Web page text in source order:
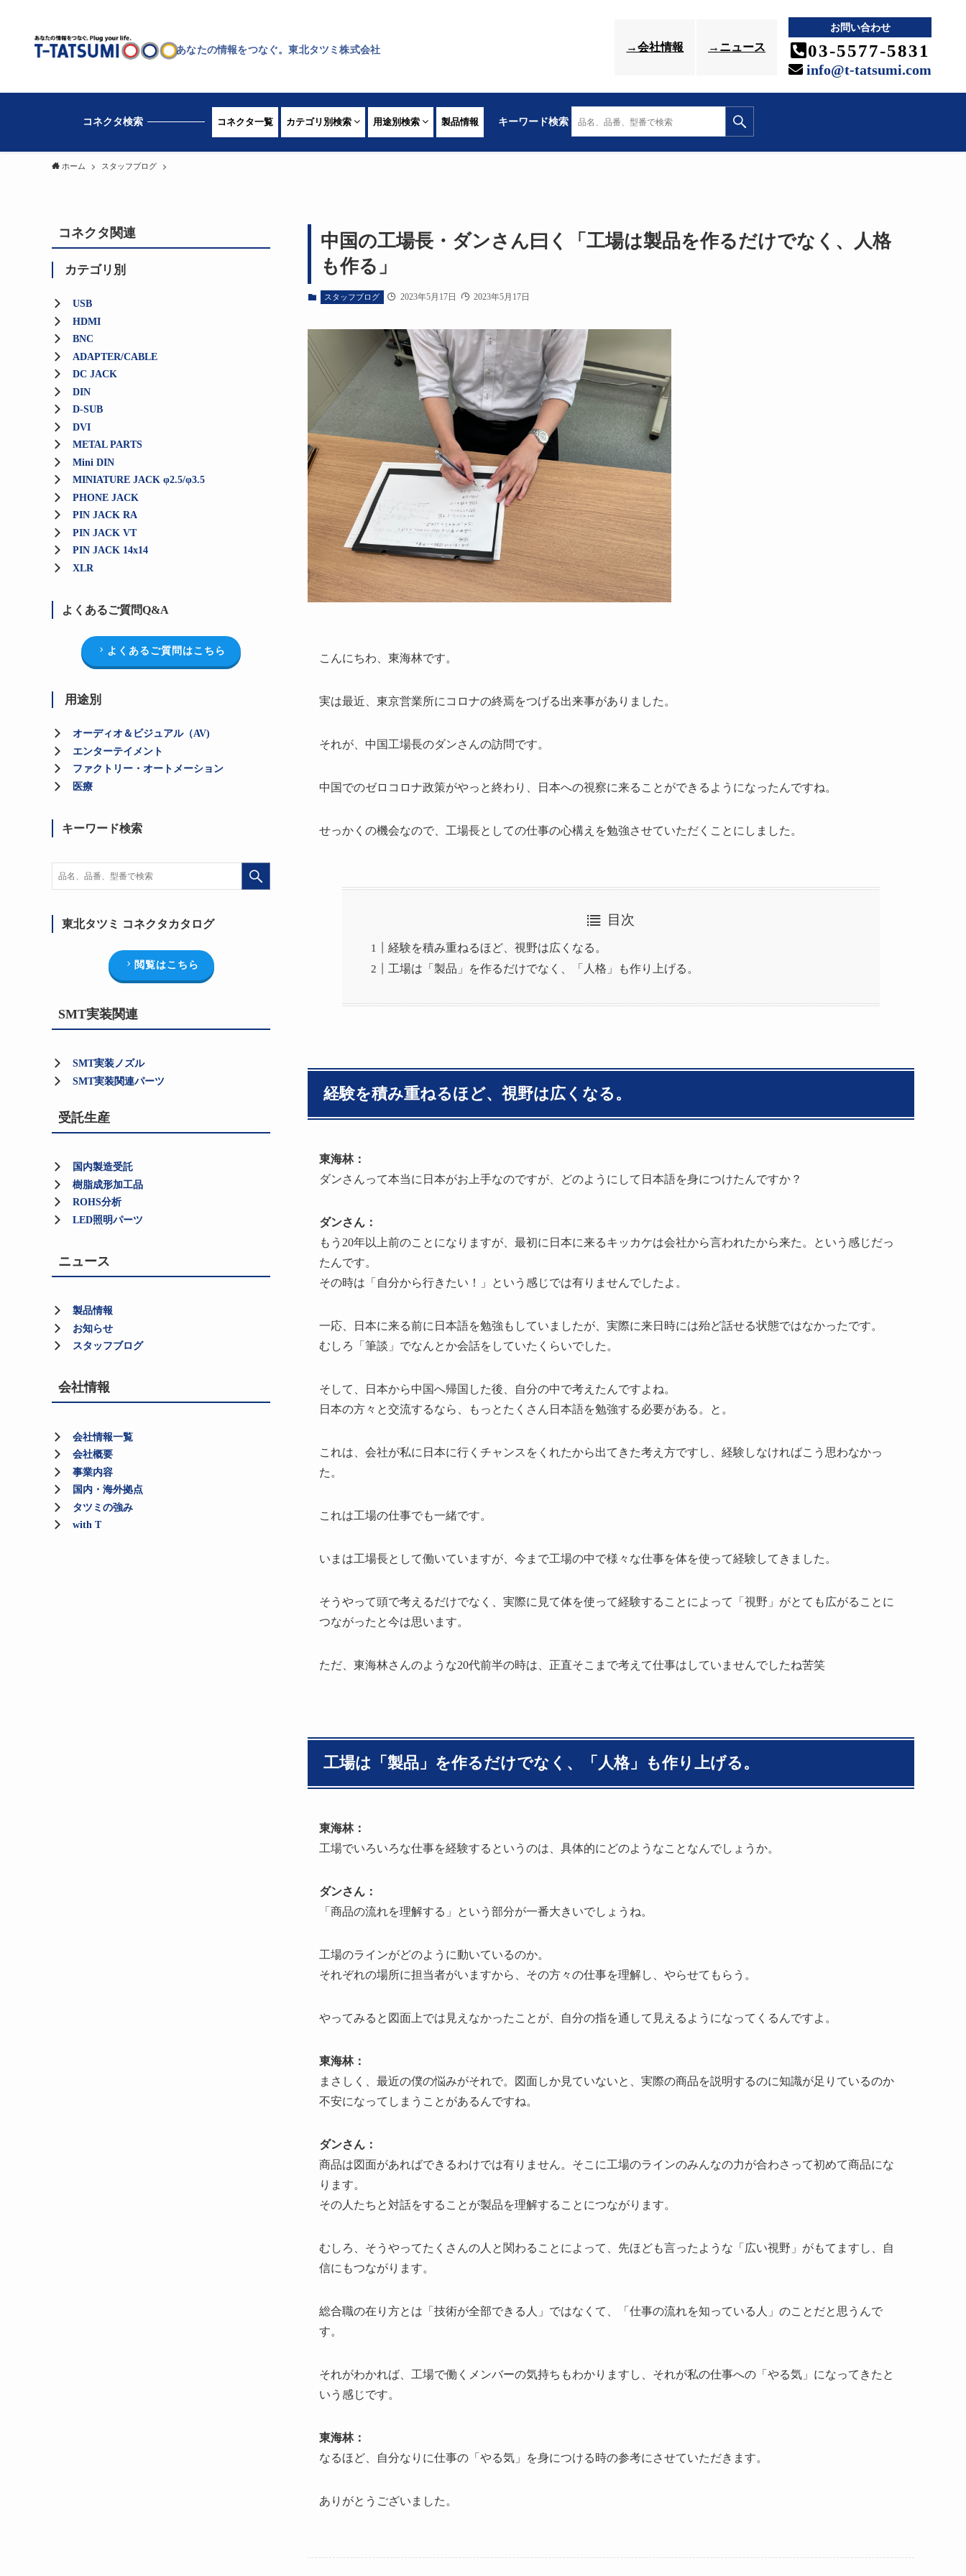
あなたの情報をつなぐ。東北タツミ株式会社 →会社情報 →ニュース
お問い合わせ
03-5577-5831
info@t-tatsumi.com
コネクタ一覧 カテゴリ別検索 用途別検索 製品情報 キーワード検索
ホーム スタッフブログ
中国の工場長・ダンさん曰く「工場は製品を作るだけでなく、人格
も作る」
スタッフブログ 2023年5月17日 2023年5月17日
こんにちわ、東海林です。
実は最近、東京営業所にコロナの終焉をつげる出来事がありました。
それが、中国工場長のダンさんの訪問です。
中国でのゼロコロナ政策がやっと終わり、日本への視察に来ることができるようになったんですね。
せっかくの機会なので、工場長としての仕事の心構えを勉強させていただくことにしました。
目次
経験を積み重ねるほど、視野は広くなる。
工場は「製品」を作るだけでなく、「人格」も作り上げる。
経験を積み重ねるほど、視野は広くなる。
東海林：
ダンさんって本当に日本がお上手なのですが、どのようにして日本語を身につけたんですか？
ダンさん：
もう20年以上前のことになりますが、最初に日本に来るキッカケは会社から言われたから来た。という感じだっ
たんです。
その時は「自分から行きたい！」という感じでは有りませんでしたよ。
一応、日本に来る前に日本語を勉強もしていましたが、実際に来日時には殆ど話せる状態ではなかったです。
むしろ「筆談」でなんとか会話をしていたくらいでした。
そして、日本から中国へ帰国した後、自分の中で考えたんですよね。
日本の方々と交流するなら、もっとたくさん日本語を勉強する必要がある。と。
これは、会社が私に日本に行くチャンスをくれたから出てきた考え方ですし、経験しなければこう思わなかっ
た。
これは工場の仕事でも一緒です。
いまは工場長として働いていますが、今まで工場の中で様々な仕事を体を使って経験してきました。
そうやって頭で考えるだけでなく、実際に見て体を使って経験することによって「視野」がとても広がることに
つながったと今は思います。
ただ、東海林さんのような20代前半の時は、正直そこまで考えて仕事はしていませんでしたね苦笑
工場は「製品」を作るだけでなく、「人格」も作り上げる。
東海林：
工場でいろいろな仕事を経験するというのは、具体的にどのようなことなんでしょうか。
ダンさん：
「商品の流れを理解する」という部分が一番大きいでしょうね。
工場のラインがどのように動いているのか。
それぞれの場所に担当者がいますから、その方々の仕事を理解し、やらせてもらう。
やってみると図面上では見えなかったことが、自分の指を通して見えるようになってくるんですよ。
東海林：
まさしく、最近の僕の悩みがそれで。図面しか見ていないと、実際の商品を説明するのに知識が足りているのか
不安になってしまうことがあるんですね。
ダンさん：
商品は図面があればできるわけでは有りません。そこに工場のラインのみんなの力が合わさって初めて商品にな
ります。
その人たちと対話をすることが製品を理解することにつながります。
むしろ、そうやってたくさんの人と関わることによって、先ほども言ったような「広い視野」がもてますし、自
信にもつながります。
総合職の在り方とは「技術が全部できる人」ではなくて、「仕事の流れを知っている人」のことだと思うんで
す。
それがわかれば、工場で働くメンバーの気持ちもわかりますし、それが私の仕事への「やる気」になってきたと
いう感じです。
東海林：
なるほど、自分なりに仕事の「やる気」を身につける時の参考にさせていただきます。
ありがとうございました。
コネクタ関連
カテゴリ別
USB
HDMI
BNC
ADAPTER/CABLE
DC JACK
DIN
D-SUB
DVI
METAL PARTS
Mini DIN
MINIATURE JACK φ2.5/φ3.5
PHONE JACK
PIN JACK RA
PIN JACK VT
PIN JACK 14x14
XLR
よくあるご質問Q&A
よくあるご質問はこちら
用途別
オーディオ＆ビジュアル（AV)
エンターテイメント
ファクトリー・オートメーション
医療
キーワード検索
東北タツミ コネクタカタログ
閲覧はこちら
SMT実装関連
SMT実装ノズル
SMT実装関連パーツ
受託生産
国内製造受託
樹脂成形加工品
ROHS分析
LED照明パーツ
ニュース
製品情報
お知らせ
スタッフブログ
会社情報
会社情報一覧
会社概要
事業内容
国内・海外拠点
タツミの強み
with T